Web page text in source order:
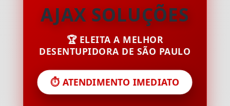
AJAX SOLUÇÕES
🏆 ELEITA A MELHOR
DESENTUPIDORA DE SÃO PAULO
⏱️ ATENDIMENTO IMEDIATO